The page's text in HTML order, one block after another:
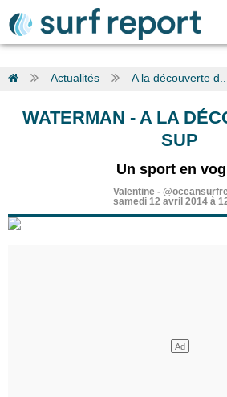
Actualités A la découverte d...
WATERMAN - A LA
SUP
Un sport en
Valentine-
samedi 12 avril 2014 à